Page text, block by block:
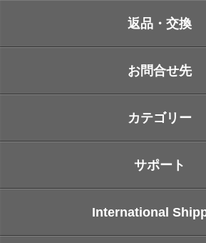
返品・交換
お問合せ先
カテゴリー
サポート
International